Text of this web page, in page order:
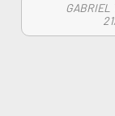
GABRIEL